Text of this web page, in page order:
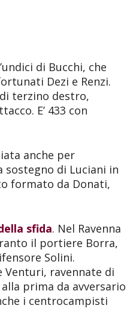
di Bucchi, che
Dezi e Renzi.
terzino destro,
E’ 433 con
anche per
sostegno di Luciani in
formato da Donati,
sfida. Nel Ravenna
il portiere Borra,
Solini.
Venturi, ravennate di
prima da avversario
i centrocampisti